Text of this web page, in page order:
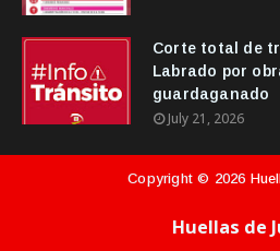
Corte total de
Labrado por
guardaganado
July 21, 2026
Copyright © 2026
Huellas de